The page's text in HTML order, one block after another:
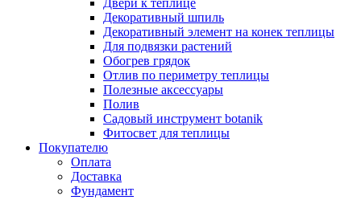
Двери к теплице
Декоративный шпиль
Декоративный элемент на конек теплицы
Для подвязки растений
Обогрев грядок
Отлив по периметру теплицы
Полезные аксессуары
Полив
Садовый инструмент botanik
Фитосвет для теплицы
Покупателю
Оплата
Доставка
Фундамент